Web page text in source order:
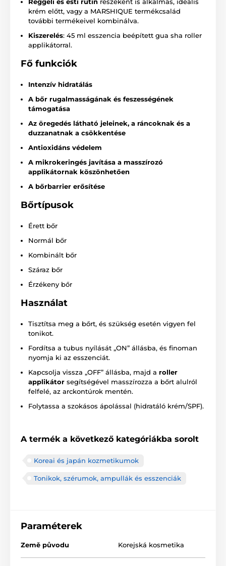
krém előtt, vagy a MARSHIQUE termékcsalád
további termékeivel kombinálva.
Kiszerelés: 45 ml esszencia beépített gua sha roller
applikátorral.
Fő funkciók
Intenzív hidratálás
A bőr rugalmasságának és feszességének
támogatása
Az öregedés látható jeleinek, a ráncoknak és a
duzzanatnak a csökkentése
Antioxidáns védelem
A mikrokeringés javítása a masszírozó
applikátornak köszönhetően
A bőrbarrier erősítése
Bőrtípusok
Érett bőr
Normál bőr
Kombinált bőr
Száraz bőr
Érzékeny bőr
Használat
Tisztítsa meg a bőrt, és szükség esetén vigyen fel
tonikot.
Fordítsa a tubus nyílását „ON” állásba, és finoman
nyomja ki az esszenciát.
Kapcsolja vissza „OFF” állásba, majd a roller
applikátor segítségével masszírozza a bőrt alulról
felfelé, az arckontúrok mentén.
Folytassa a szokásos ápolással (hidratáló krém/SPF).
A termék a következő kategóriákba sorolt
Koreai és japán kozmetikumok
Tonikok, szérumok, ampullák és esszenciák
Paraméterek
Země původu Korejská kosmetika